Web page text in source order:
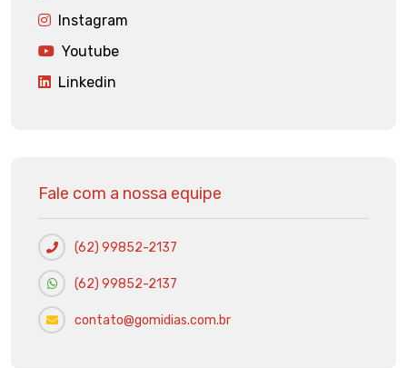
Instagram
Youtube
Linkedin
Fale com a nossa equipe
(62) 99852-2137
(62) 99852-2137
contato@gomidias.com.br